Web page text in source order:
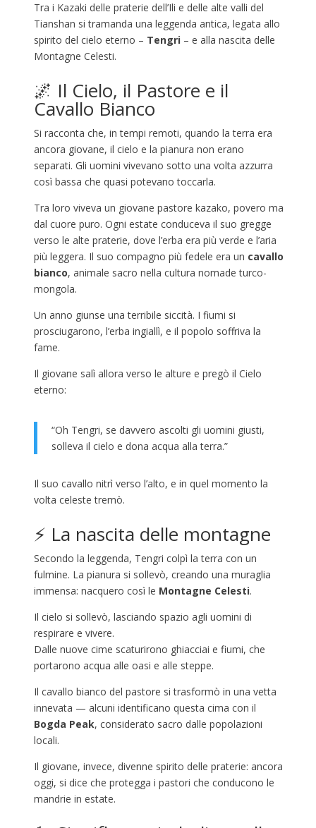
Tra i Kazaki delle praterie dell’Ili e delle alte valli del
Tianshan si tramanda una leggenda antica, legata allo
spirito del cielo eterno – Tengri– e alla nascita delle
Montagne Celesti.
🌌 Il Cielo, il Pastore e il
Cavallo Bianco
Si racconta che, in tempi remoti, quando la terra era
ancora giovane, il cielo e la pianura non erano
separati. Gli uomini vivevano sotto una volta azzurra
così bassa che quasi potevano toccarla.
Tra loro viveva un giovane pastore kazako, povero ma
dal cuore puro. Ogni estate conduceva il suo gregge
verso le alte praterie, dove l’erba era più verde e l’aria
più leggera. Il suo compagno più fedele era un cavallo
bianco, animale sacro nella cultura nomade turco-
mongola.
Un anno giunse una terribile siccità. I fiumi si
prosciugarono, l’erba ingiallì, e il popolo soffriva la
fame.
Il giovane salì allora verso le alture e pregò il Cielo
eterno:
“Oh Tengri, se davvero ascolti gli uomini giusti,
solleva il cielo e dona acqua alla terra.”
Il suo cavallo nitrì verso l’alto, e in quel momento la
volta celeste tremò.
⚡ La nascita delle montagne
Secondo la leggenda, Tengri colpì la terra con un
fulmine. La pianura si sollevò, creando una muraglia
immensa: nacquero così le Montagne Celesti.
Il cielo si sollevò, lasciando spazio agli uomini di
respirare e vivere.
Dalle nuove cime scaturirono ghiacciai e fiumi, che
portarono acqua alle oasi e alle steppe.
Il cavallo bianco del pastore si trasformò in una vetta
innevata — alcuni identificano questa cima con il
Bogda Peak, considerato sacro dalle popolazioni
locali.
Il giovane, invece, divenne spirito delle praterie: ancora
oggi, si dice che protegga i pastori che conducono le
mandrie in estate.